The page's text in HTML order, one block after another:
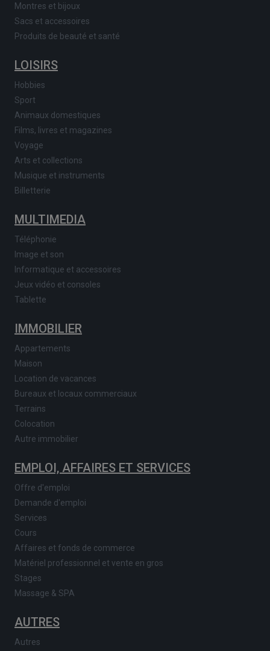
Montres et bijoux
Sacs et accessoires
Produits de beauté et santé
LOISIRS
Hobbies
Sport
Animaux domestiques
Films, livres et magazines
Voyage
Arts et collections
Musique et instruments
Billetterie
MULTIMEDIA
Téléphonie
Image et son
Informatique et accessoires
Jeux vidéo et consoles
Tablette
IMMOBILIER
Appartements
Maison
Location de vacances
Bureaux et locaux commerciaux
Terrains
Colocation
Autre immobilier
EMPLOI, AFFAIRES ET SERVICES
Offre d'emploi
Demande d'emploi
Services
Cours
Affaires et fonds de commerce
Matériel professionnel et vente en gros
Stages
Massage & SPA
AUTRES
Autres